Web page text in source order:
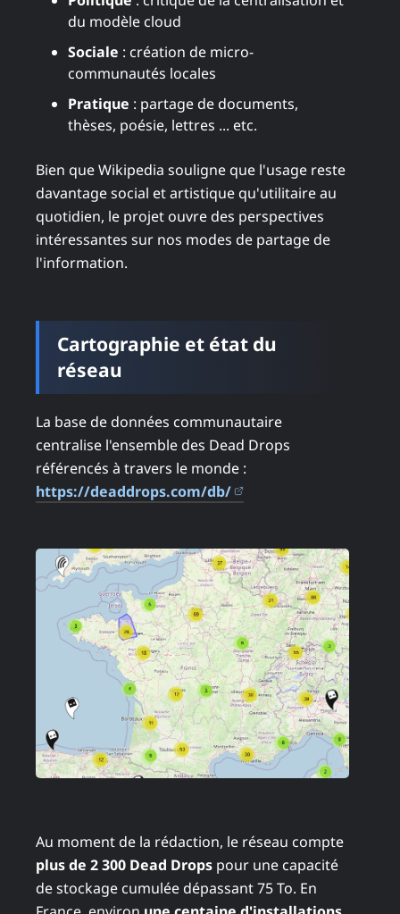
du modèle cloud
Sociale : création de micro-
communautés locales
Pratique : partage de documents,
thèses, poésie, lettres ... etc.
Bien que Wikipedia souligne que l'usage reste
davantage social et artistique qu'utilitaire au
quotidien, le projet ouvre des perspectives
intéressantes sur nos modes de partage de
l'information.
Cartographie et état du
réseau
La base de données communautaire
centralise l'ensemble des Dead Drops
référencés à travers le monde :
https://deaddrops.com/db/
Au moment de la rédaction, le réseau compte
plus de 2 300 Dead Drops pour une capacité
de stockage cumulée dépassant 75 To. En